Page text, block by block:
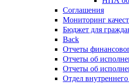
Соглашения
Мониторинг
Бюджет для
Back
Отчеты
Отчеты об
Отчеты об
Отдел